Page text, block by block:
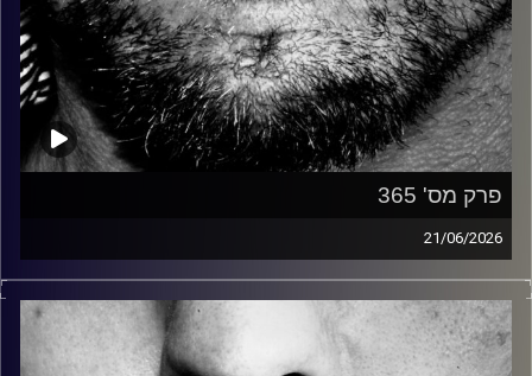
פרק מס' 365
21/06/2026
זיפים, מוזיקה מחוספסת של הופעות חיות. הרבה ג'אם, רוק,
בלוז, bluegrass, ג'אז, Fאנק, פרוגרסיב ואפילו אלקטרוניקה.
כל מה שחי, אמיתי ונושם.
עם שמוליק רגב.